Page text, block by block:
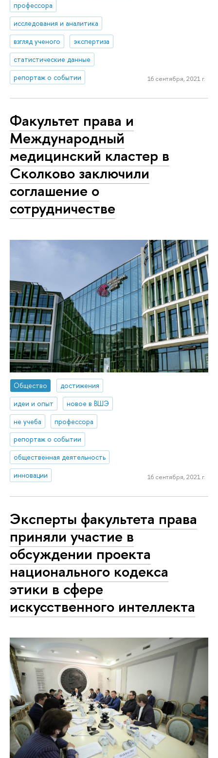
профессора
исследования и аналитика
взгляд ученого
экспертиза
статистические данные
репортаж о событии
16 сентября, 2021 г.
Факультет права и
Международный
медицинский кластер в
Сколково заключили
соглашение о
сотрудничестве
Общество
достижения
идеи и опыт
новое в ВШЭ
не учеба
профессора
репортаж о событии
общественная деятельность
инновации
16 сентября, 2021 г.
Эксперты факультета права
приняли участие в
обсуждении проекта
национального кодекса
этики в сфере
искусственного интеллекта